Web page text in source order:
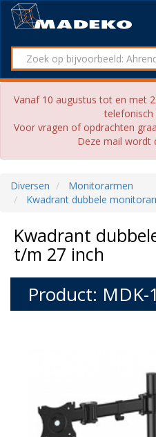
Vanaf 10 augustus tot en met
telefonisch
Voor vragen of opdrachten
Deze mail wordt
Diversen
Monitorarmen
Kwadrant dubbele
Kwadrant
t/m 27 inch
Product: MDK-